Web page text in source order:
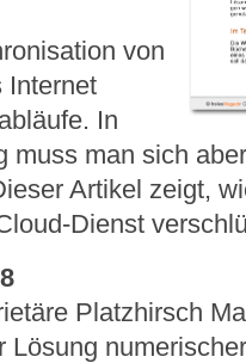
von
Internet
In
muss man sich
Artikel zeigt,
Dienst
Platzhirsch
Lösung